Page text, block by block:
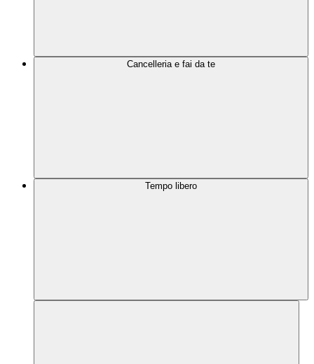
Cancelleria e fai da te
Tempo libero